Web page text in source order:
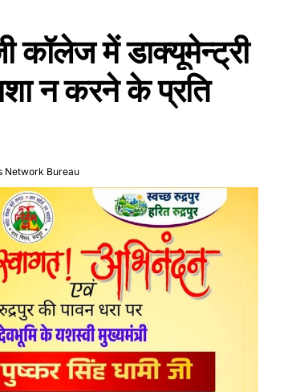
कॉलेज में डाक्यूमेन्ट्री
न करने के प्रति
Network Bureau